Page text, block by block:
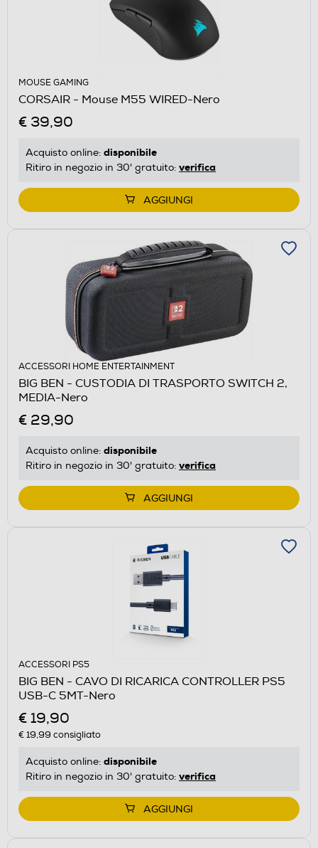
MOUSE GAMING
CORSAIR - Mouse M55 WIRED-Nero
€ 39,90
Acquisto online: disponibile
Ritiro in negozio in 30' gratuito: verifica
AGGIUNGI
ACCESSORI HOME ENTERTAINMENT
BIG BEN - CUSTODIA DI TRASPORTO SWITCH 2,
MEDIA-Nero
€ 29,90
Acquisto online: disponibile
Ritiro in negozio in 30' gratuito: verifica
AGGIUNGI
ACCESSORI PS5
BIG BEN - CAVO DI RICARICA CONTROLLER PS5
USB-C 5MT-Nero
€ 19,90
€ 19,99 consigliato
Acquisto online: disponibile
Ritiro in negozio in 30' gratuito: verifica
AGGIUNGI